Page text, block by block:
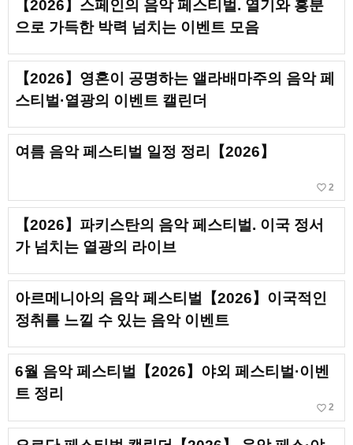
【2026】스페인의 음악 페스티벌. 열기와 흥분
으로 가득한 박력 넘치는 이벤트 모음
【2026】영혼이 공명하는 앨라배마주의 음악 페
스티벌·열광의 이벤트 캘린더
여름 음악 페스티벌 일정 정리【2026】
favorite_border 2
【2026】파키스탄의 음악 페스티벌. 이국 정서
가 넘치는 열광의 라이브
아르메니아의 음악 페스티벌【2026】이국적인
정취를 느낄 수 있는 음악 이벤트
6월 음악 페스티벌【2026】야외 페스티벌·이벤
트 정리
favorite_border 2